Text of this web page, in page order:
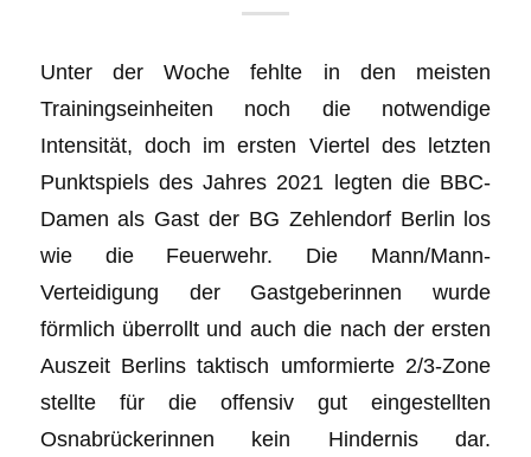
Unter der Woche fehlte in den meisten
Trainingseinheiten noch die notwendige
Intensität, doch im ersten Viertel des letzten
Punktspiels des Jahres 2021 legten die BBC-
Damen als Gast der BG Zehlendorf Berlin los
wie die Feuerwehr. Die Mann/Mann-
Verteidigung der Gastgeberinnen wurde
förmlich überrollt und auch die nach der ersten
Auszeit Berlins taktisch umformierte 2/3-Zone
stellte für die offensiv gut eingestellten
Osnabrückerinnen kein Hindernis dar.